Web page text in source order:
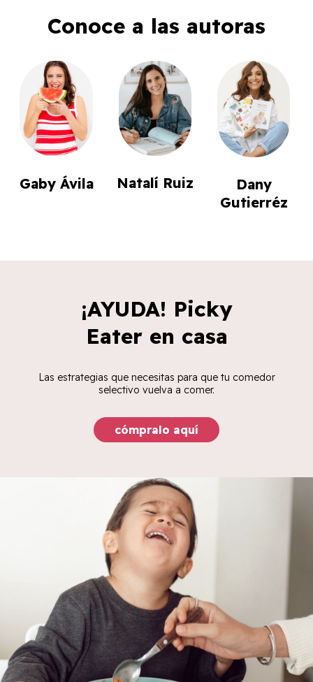
Conoce a las autoras
Gaby Ávila Natalí Ruiz
Dany
Gutierréz
¡AYUDA! Picky
Eater en casa
Las estrategias que necesitas para que tu comedor
selectivo vuelva a comer.
cómpralo aquí